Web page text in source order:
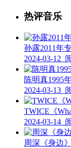
热评音乐
孙露2011年
2024-03-12
陈明真1995
2024-03-13
TWICE《
2024-03-14
周深《身边